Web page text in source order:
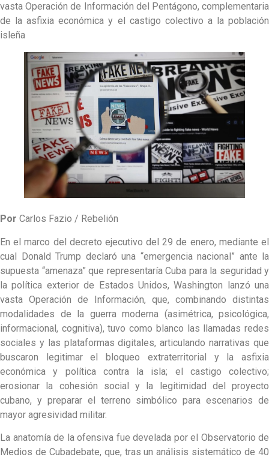
vasta Operación de Información del Pentágono, complementaria
de la asfixia económica y el castigo colectivo a la población
isleña
Por Carlos Fazio / Rebelión
En el marco del decreto ejecutivo del 29 de enero, mediante el
cual Donald Trump declaró una “emergencia nacional” ante la
supuesta “amenaza” que representaría Cuba para la seguridad y
la política exterior de Estados Unidos, Washington lanzó una
vasta Operación de Información, que, combinando distintas
modalidades de la guerra moderna (asimétrica, psicológica,
informacional, cognitiva), tuvo como blanco las llamadas redes
sociales y las plataformas digitales, articulando narrativas que
buscaron legitimar el bloqueo extraterritorial y la asfixia
económica y política contra la isla; el castigo colectivo;
erosionar la cohesión social y la legitimidad del proyecto
cubano, y preparar el terreno simbólico para escenarios de
mayor agresividad militar.
La anatomía de la ofensiva fue develada por el Observatorio de
Medios de Cubadebate, que, tras un análisis sistemático de 40